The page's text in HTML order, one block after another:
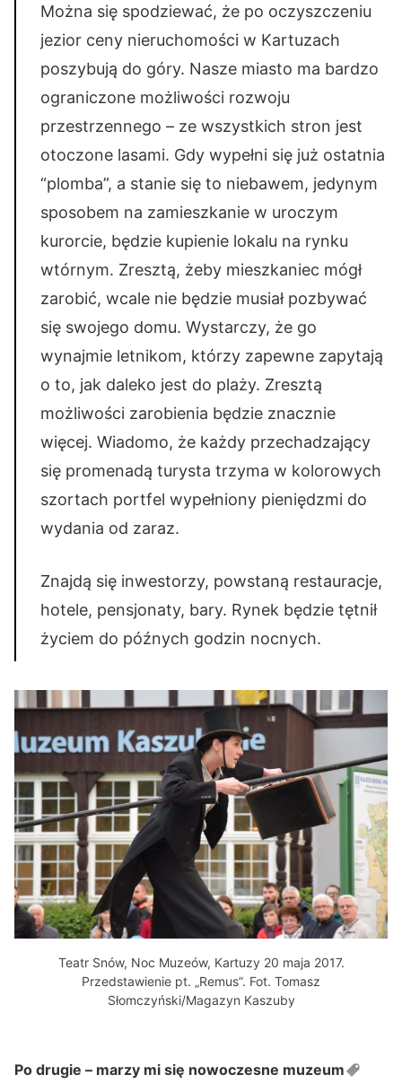
Można się spodziewać, że po oczyszczeniu
jezior ceny nieruchomości w Kartuzach
poszybują do góry. Nasze miasto ma bardzo
ograniczone możliwości rozwoju
przestrzennego – ze wszystkich stron jest
otoczone lasami. Gdy wypełni się już ostatnia
“plomba”, a stanie się to niebawem, jedynym
sposobem na zamieszkanie w uroczym
kurorcie, będzie kupienie lokalu na rynku
wtórnym. Zresztą, żeby mieszkaniec mógł
zarobić, wcale nie będzie musiał pozbywać
się swojego domu. Wystarczy, że go
wynajmie letnikom, którzy zapewne zapytają
o to, jak daleko jest do plaży. Zresztą
możliwości zarobienia będzie znacznie
więcej. Wiadomo, że każdy przechadzający
się promenadą turysta trzyma w kolorowych
szortach portfel wypełniony pieniędzmi do
wydania od zaraz.
Znajdą się inwestorzy, powstaną restauracje,
hotele, pensjonaty, bary. Rynek będzie tętnił
życiem do późnych godzin nocnych.
Teatr Snów, Noc Muzeów, Kartuzy 20 maja 2017.
Przedstawienie pt. „Remus”. Fot. Tomasz
Słomczyński/Magazyn Kaszuby
Po drugie – marzy mi się nowoczesne muzeum